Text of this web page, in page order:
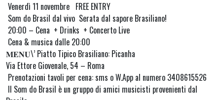
Venerdì 11 novembre FREE ENTRY
Som do Brasil dal vivo Serata dal sapore Brasiliano!
20:00 – Cena + Drinks + Concerto Live
Cena & musica dalle 20:00
𝐌𝐄𝐍𝐔\’ Piatto Tipico Brasiliano: Picanha
Via Ettore Giovenale, 54 – Roma
Prenotazioni tavoli per cena: sms o W.App al numero 3408615526
Il Som do Brasil è un gruppo di amici musicisti provenienti dal